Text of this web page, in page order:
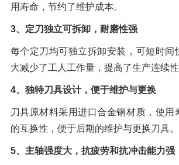
用寿命，节约了维护成本。
3、定刀独立可拆卸，耐磨性强
每个定刀均可独立拆卸安装，可短时间
大减少了工人工作量，提高了生产连续性
4、独特刀具设计，便于维护与更换
刀具原材料采用进口合金钢材质，使用
的互换性，便于后期的维护与更换刀具。
5、主轴强度大，抗疲劳和抗冲击能力强